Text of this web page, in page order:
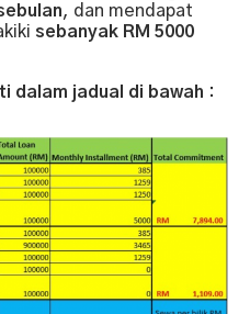
, dan mendapat
sebanyak RM 5000
dalam jadual di bawah :